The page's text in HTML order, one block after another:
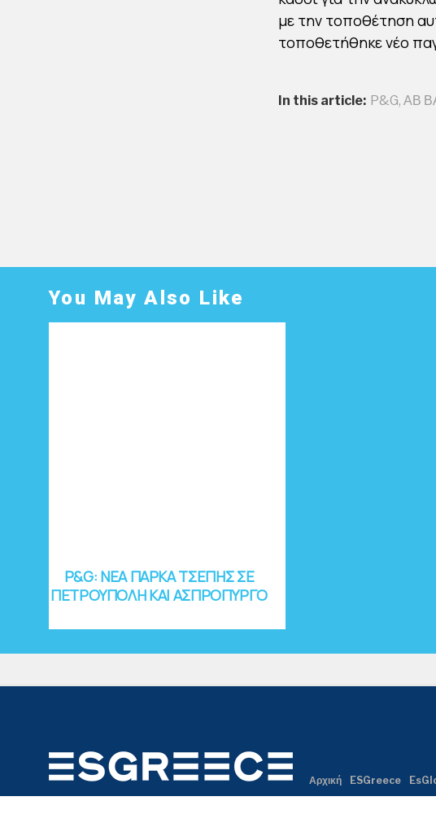
με την τοποθέτηση
τοποθετήθηκε νέο
In this article: P&G, ΑΒ
You May Also Like
P&G: ΝΕΑ ΠΑΡΚΑ ΤΣΕΠΗΣ ΣΕ
ΠΕΤΡΟΥΠΟΛΗ ΚΑΙ ΑΣΠΡΟΠΥΡΓΟ
Αρχική ESGreece